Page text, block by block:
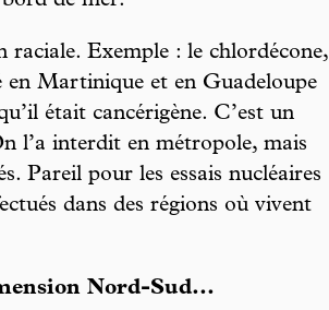
Exemple : le chlordécone,
en Martinique et en Guadeloupe
était cancérigène. C’est un
l’a interdit en métropole, mais
Pareil pour les essais nucléaires
dans des régions où vivent
Nord-Sud...